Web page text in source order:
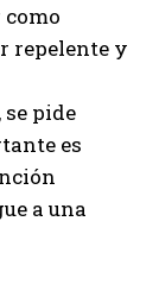
repelente y
se pide
es
a una